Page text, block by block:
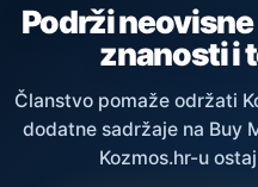
Podrži
znanosti i
Članstvo pomaže održati
dodatne sadržaje na Buy
Kozmos.hr-u